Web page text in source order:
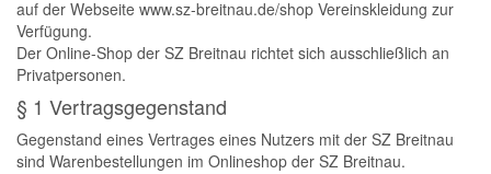
auf der Webseite www.sz-breitnau.de/shop Vereinskleidung zur
Verfügung.
Der Online-Shop der SZ Breitnau richtet sich ausschließlich an
Privatpersonen.
§ 1 Vertragsgegenstand
Gegenstand eines Vertrages eines Nutzers mit der SZ Breitnau
sind Warenbestellungen im Onlineshop der SZ Breitnau.